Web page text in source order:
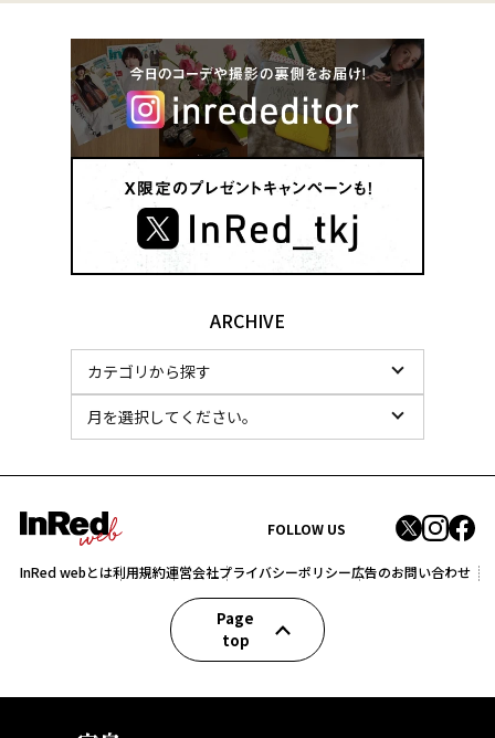
ARCHIVE
FOLLOW US
InRed webとは利用規約運営会社プライバシーポリシー広告のお問い合わせ
Page
top